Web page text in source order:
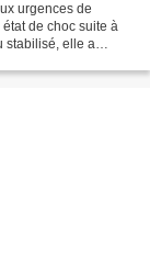
urgences de
de choc suite à
stabilisé, elle a